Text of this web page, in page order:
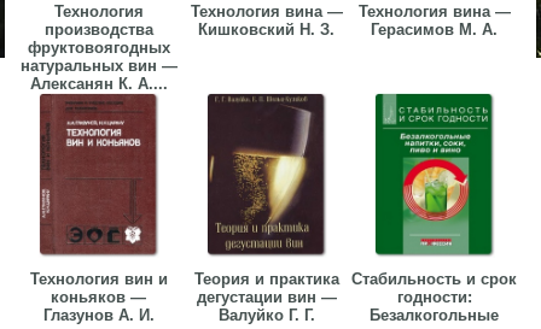
Технология
производства
фруктовоягодных
натуральных вин —
Алексанян К. А....
Технология вина —
Кишковский Н. З.
Технология вина —
Герасимов М. А.
Технология вин и
коньяков —
Глазунов А. И.
Теория и практика
дегустации вин —
Валуйко Г. Г.
Стабильность и срок
годности:
Безалкогольные